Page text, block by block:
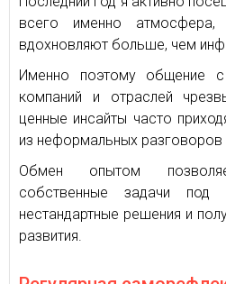
всего именно
вдохновляют больше, чем
Именно поэтому общение
компаний и отраслей
ценные инсайты часто
из неформальных
Обмен опытом
собственные задачи под
нестандартные решения и
развития.